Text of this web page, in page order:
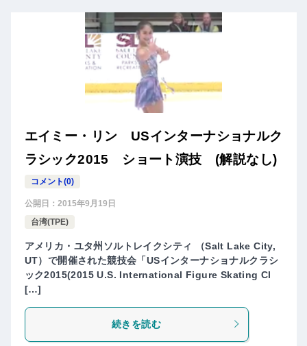
エイミー・リン USインターナショナルク
ラシック2015 ショート演技 (解説なし)
コメント(0)
公開日： 2015年9月19日
台湾(TPE)
アメリカ・ユタ州ソルトレイクシティ （Salt Lake City,
UT）で開催された競技会「USインターナショナルクラシ
ック2015(2015 U.S. International Figure Skating Cl
[…]
続きを読む